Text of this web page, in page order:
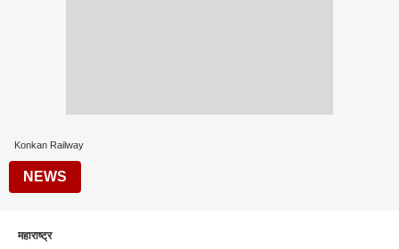
Konkan Railway
NEWS
महाराष्ट्र